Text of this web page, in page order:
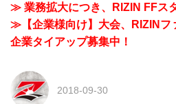
≫ 業務拡大につき、RIZIN FFス
≫【企業様向け】大会、RIZINフ
企業タイアップ募集中！
2018-09-30